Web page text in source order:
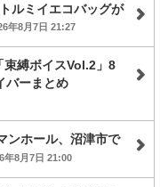
ルミイエコバッグが
年8月7日 21:27
束縛ボイスVol.2」8
バーまとめ
ンホール、沼津市で
年8月7日 21:00